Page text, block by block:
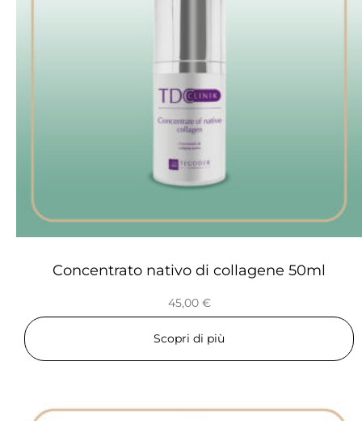
Concentrato nativo di collagene 50ml
45,00 €
Scopri di più